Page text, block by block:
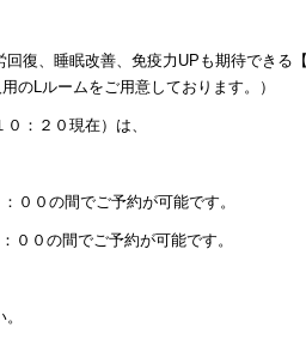
復、睡眠改善、免疫力UPも期待できる
のLルームをご用意しております。）
：２０現在）は、
００の間でご予約が可能です。
００の間でご予約が可能です。